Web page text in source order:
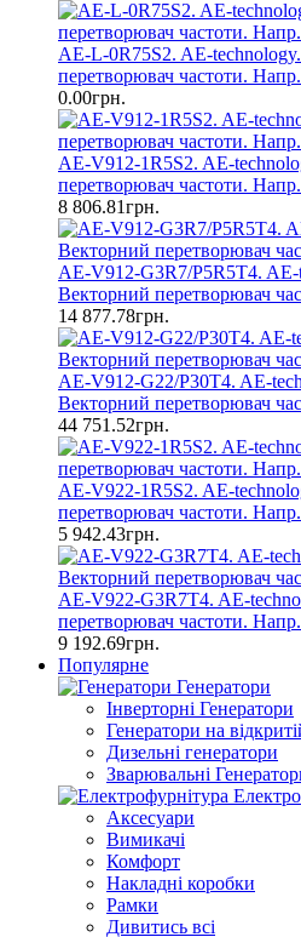
AE-L-0R75S2. AE-
перетворювач частоти.
0.00грн.
AE-V912-1R5S2. AE-
перетворювач частоти.
8 806.81грн.
AE-V912-G3R7/P5R5T4.
Векторний перетворювач
14 877.78грн.
AE-V912-G22/P30T4. AE-
Векторний перетворювач
44 751.52грн.
AE-V922-1R5S2. AE-
перетворювач частоти.
5 942.43грн.
AE-V922-G3R7T4. AE-
перетворювач частоти.
9 192.69грн.
Популярне
Генератори
Інверторні Генератори
Генератори на
Дизельні генератори
Зварювальні
Аксесуари
Вимикачі
Комфорт
Накладні коробки
Рамки
Дивитись всі